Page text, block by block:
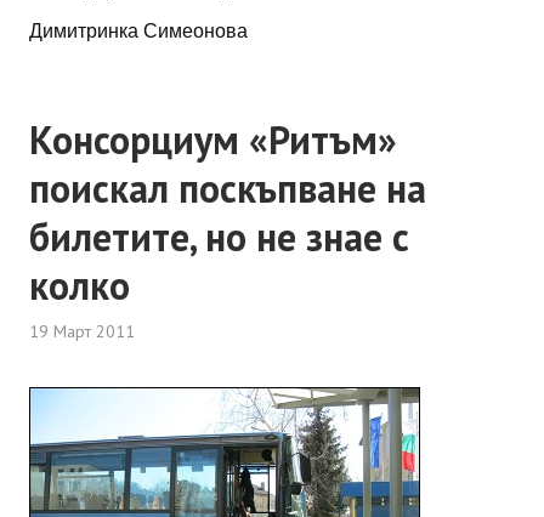
Димитринка Симеонова
Консорциум «Ритъм»
поискал поскъпване на
билетите, но не знае с
колко
19 Март 2011